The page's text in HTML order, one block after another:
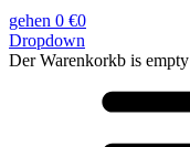
gehen 0 €0
Dropdown
Der Warenkorkb is empty